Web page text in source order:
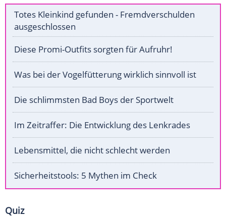
Totes Kleinkind gefunden - Fremdverschulden
ausgeschlossen
Diese Promi-Outfits sorgten für Aufruhr!
Was bei der Vogelfütterung wirklich sinnvoll ist
Die schlimmsten Bad Boys der Sportwelt
Im Zeitraffer: Die Entwicklung des Lenkrades
Lebensmittel, die nicht schlecht werden
Sicherheitstools: 5 Mythen im Check
Quiz